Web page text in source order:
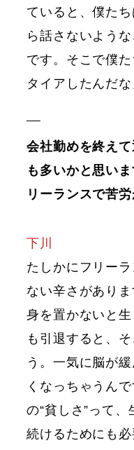
ていると、僕た
ら話さないよう
です。そこで僕
タイアしたんだ
会社勤めを終え
も多いかと思い
リーランスで苦
下川
たしかにフリー
ない辛さがあり
身を置かないと
も引退すると、
う。一気に脳が
くなっちゃうん
の“貧しさ”って
続けるためにも